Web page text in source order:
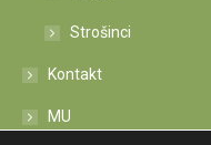
Strošinci
Kontakt
MU